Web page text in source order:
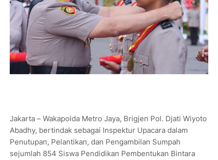
Jakarta – Wakapolda Metro Jaya, Brigjen Pol. Djati Wiyoto
Abadhy, bertindak sebagai Inspektur Upacara dalam
Penutupan, Pelantikan, dan Pengambilan Sumpah
sejumlah 854 Siswa Pendidikan Pembentukan Bintara